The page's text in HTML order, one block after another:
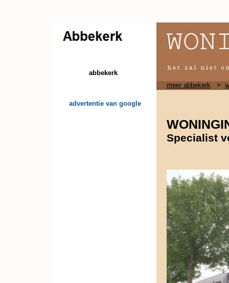
abbekerk
advertentie van google
meer abbekerk >
Specialist